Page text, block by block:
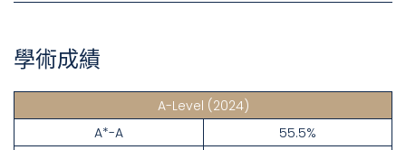
學術成績
A-Level (2024)
A*-A
55.5%